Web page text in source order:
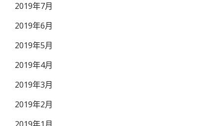
2019年7月
2019年6月
2019年5月
2019年4月
2019年3月
2019年2月